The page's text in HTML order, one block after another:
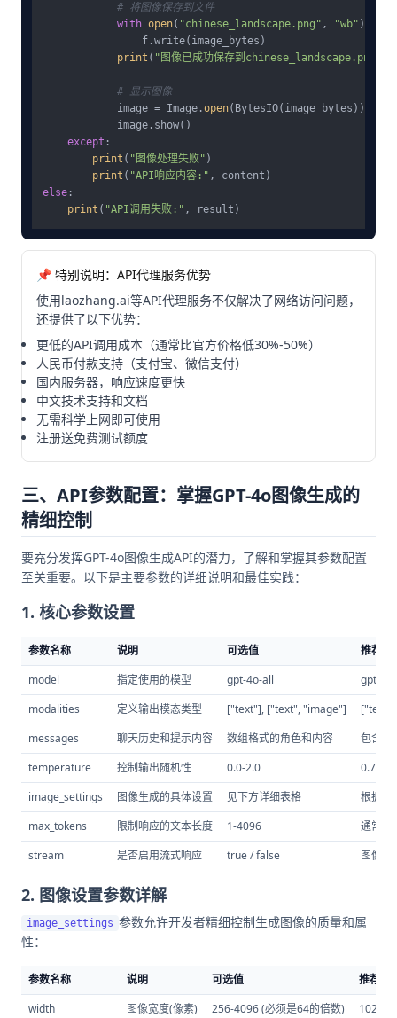
# 将图像保存到文件
with open( "chinese_landscape.png" , "wb" )
                f.write(image_bytes)
print ( "图像已成功保存到chinese_landscape.png"
# 显示图像
            image = Image.
open(BytesIO(image_bytes))
            image.show()
except :
print ( "图像处理失败" )
print ( "API响应内容:"
else :
print ( "API调用失败:"
📌 特别说明：API代理服务优势
使用laozhang.ai等API代理服务不仅解决了网络访问问题，
还提供了以下优势：
更低的API调用成本（通常比官方价格低30%-50%）
人民币付款支持（支付宝、微信支付）
国内服务器，响应速度更快
中文技术支持和文档
无需科学上网即可使用
注册送免费测试额度
三、API参数配置：掌握GPT-4o图像生成的
精细控制
要充分发挥GPT-4o图像生成API的潜力，了解和掌握其参数配置
至关重要。以下是主要参数的详细说明和最佳实践：
1. 核心参数设置
参数名称 说明 可选值
推荐值
model
指定使用的模型 gpt-4o-all
gpt-
modalities
定义输出模态类型 ["text"], ["text", "image"]
["text",
messages
聊天历史和提示内容 数组格式的角色和内容
包含
temperature
控制输出随机性 0.0-2.0
0.7 (创
image_settings
图像生成的具体设置 见下方详细表格
根据具
max_tokens
限制响应的文本长度 1-4096
通常不
stream
是否启用流式响应 true / false 图像生
2. 图像设置参数详解
image_settings 参数允许开发者精细控制生成图像的质量和属
性：
参数名称 说明 可选值
推荐值
width
图像宽度(像素) 256-4096 (必须是64的倍数) 1024 (